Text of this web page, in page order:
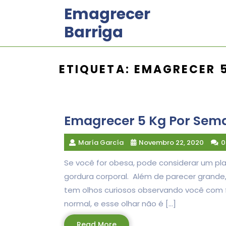
Emagrecer
Barriga
ETIQUETA: EMAGRECER
Emagrecer 5 Kg Por
María García Novembro 22, 2020
Se você for obesa, pode considerar um
gordura corporal. Além de parecer
tem olhos curiosos observando você
normal, e esse olhar não é […]
Read